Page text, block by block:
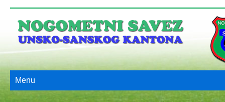
Menu